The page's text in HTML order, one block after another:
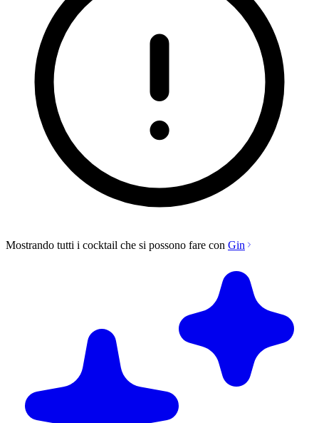
Mostrando tutti i cocktail che si possono fare con Gin